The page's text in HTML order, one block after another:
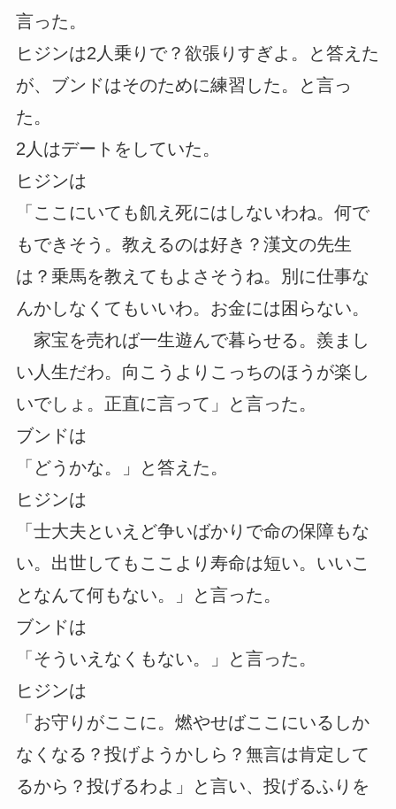
言った。
ヒジンは2人乗りで？欲張りすぎよ。と答えた
が、ブンドはそのために練習した。と言っ
た。
2人はデートをしていた。
ヒジンは
「ここにいても飢え死にはしないわね。何で
もできそう。教えるのは好き？漢文の先生
は？乗馬を教えてもよさそうね。別に仕事な
んかしなくてもいいわ。お金には困らない。
家宝を売れば一生遊んで暮らせる。羨まし
い人生だわ。向こうよりこっちのほうが楽し
いでしょ。正直に言って」と言った。
ブンドは
「どうかな。」と答えた。
ヒジンは
「士大夫といえど争いばかりで命の保障もな
い。出世してもここより寿命は短い。いいこ
となんて何もない。」と言った。
ブンドは
「そういえなくもない。」と言った。
ヒジンは
「お守りがここに。燃やせばここにいるしか
なくなる？投げようかしら？無言は肯定して
るから？投げるわよ」と言い、投げるふりを